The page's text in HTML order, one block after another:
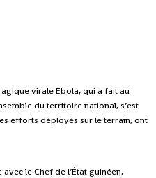
virale Ebola, qui a fait au
du territoire national, s’est
efforts déployés sur le terrain, ont
le Chef de l’État guinéen,